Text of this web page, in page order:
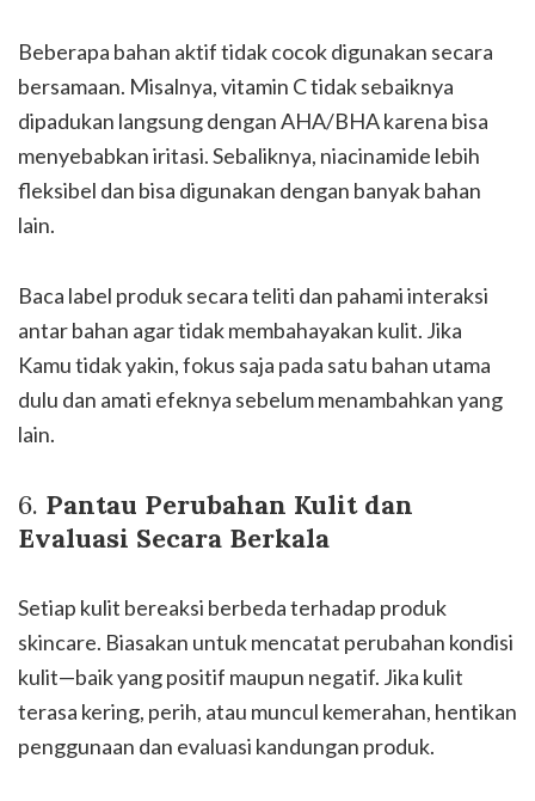
Beberapa bahan aktif tidak cocok digunakan secara
bersamaan. Misalnya, vitamin C tidak sebaiknya
dipadukan langsung dengan AHA/BHA karena bisa
menyebabkan iritasi. Sebaliknya, niacinamide lebih
fleksibel dan bisa digunakan dengan banyak bahan
lain.
Baca label produk secara teliti dan pahami interaksi
antar bahan agar tidak membahayakan kulit. Jika
Kamu tidak yakin, fokus saja pada satu bahan utama
dulu dan amati efeknya sebelum menambahkan yang
lain.
6. Pantau Perubahan Kulit dan
Evaluasi Secara Berkala
Setiap kulit bereaksi berbeda terhadap produk
skincare. Biasakan untuk mencatat perubahan kondisi
kulit—baik yang positif maupun negatif. Jika kulit
terasa kering, perih, atau muncul kemerahan, hentikan
penggunaan dan evaluasi kandungan produk.